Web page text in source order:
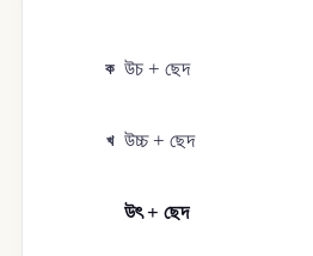
ক উচ + ছেদ
খ উচ্চ + ছেদ
উৎ + ছেদ